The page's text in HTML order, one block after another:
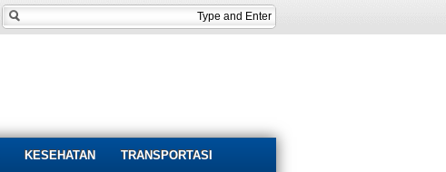
KESEHATAN TRANSPORTASI